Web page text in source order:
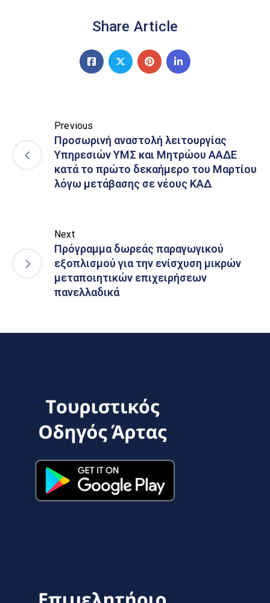
Share Article
Previous
Προσωρινή αναστολή λειτουργίας
Υπηρεσιών ΥΜΣ και Μητρώου ΑΑΔΕ
κατά το πρώτο δεκαήμερο του Μαρτίου
λόγω μετάβασης σε νέους ΚΑΔ
Next
Πρόγραμμα δωρεάς παραγωγικού
εξοπλισμού για την ενίσχυση μικρών
μεταποιητικών επιχειρήσεων
πανελλαδικά